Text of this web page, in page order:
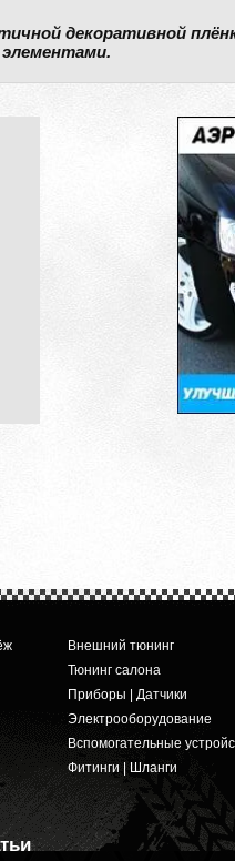
декоративной
Внешний тюнинг
Тюнинг салона
Приборы | Датчики
Электрооборудование
Вспомогательные
Фитинги | Шланги